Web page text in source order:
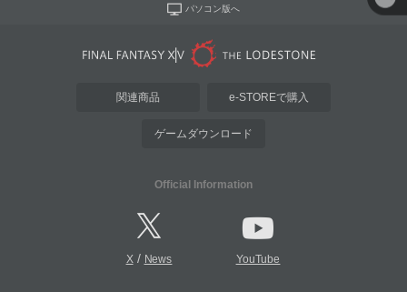
パソコン版へ
関連商品 e-STOREで購入
ゲームダウンロード
Official Information
X/ News YouTube